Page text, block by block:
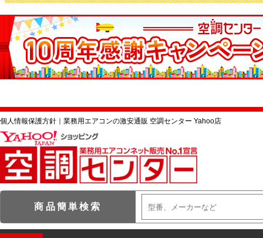
個人情報保護方針｜業務用エアコンの激安通販 空調センター Yahoo店